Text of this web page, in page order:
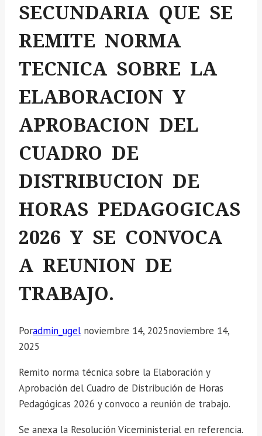
SECUNDARIA QUE SE
REMITE NORMA
TECNICA SOBRE LA
ELABORACION Y
APROBACION DEL
CUADRO DE
DISTRIBUCION DE
HORAS PEDAGOGICAS
2026 Y SE CONVOCA
A REUNION DE
TRABAJO.
Poradmin_ugel noviembre 14, 2025noviembre 14,
2025
Remito norma técnica sobre la Elaboración y
Aprobación del Cuadro de Distribución de Horas
Pedagógicas 2026 y convoco a reunión de trabajo.
Se anexa la Resolución Viceministerial en referencia.